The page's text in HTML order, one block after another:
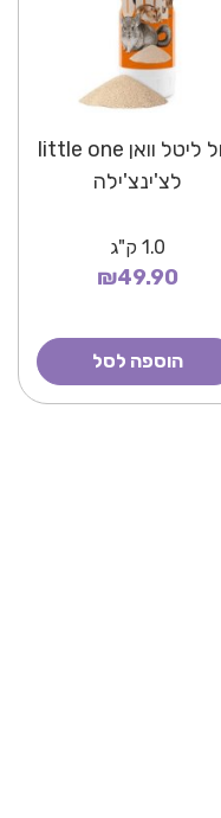
חול ליטל וואן little one
לצ'ינצ'ילה
1.0 ק"ג
₪49.90
הוספה לסל